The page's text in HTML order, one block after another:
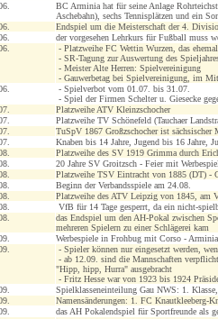
BC Arminia hat für seine Anlage
Aschebahn), sechs Tennisplätzen und ein
Endspiel um die Meisterschaft der 4.
der vorgesehen Lehrkurs für Fußball muss
- Platzweihe FC Wettin Wurzen, das
- SR-Tagung zur Auswertung des
- Meister Alte Herren: Spielvereinigung
- Gauwerbetag bei Spielvereinigung, im
- Spielverbot vom 01.07. bis 31.07.
- Spiel der Firmen Schelter u. Giesecke
Platzweihe ATV Kleinzschocher
Platzweihe TV Schönefeld (Tauchaer
TuSpV 1867 Großzschocher ist
Knaben bis 14 Jahre, Jugend bis 16 Jahre,
Platzweihe des SV 1919 Grimma durch
20 Jahre SV Groitzsch - Feier mit
Platzweihe TSV Eintracht von 1885 (DT) -
Beginn der Verbandsspiele am 24.08.
Platzweihe des ATV Leipzig von 1845, am
VfB für 14 Tage gesperrt, da ein nicht-
das Endspiel um den AH-Pokal zwischen
mehreren Spielern zu einer Schlägerei kam
Werbespiele in Frohbug mit Corso -
- Spieler können nur eingesetzt werden,
- ab 12.09. sind die Mannschaften
"Hipp, hipp, Hurra" ausgebracht
- Fritz Hesse war von 1923 bis 1924
Spielklasseneinteilung Gau NWS: 1.
Namensänderungen: 1. FC
das AH Pokalendspiel für Sportfreunde als